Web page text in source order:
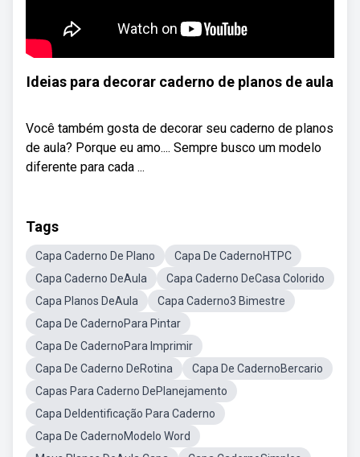
Ideias para decorar caderno de planos de aula
Você também gosta de decorar seu caderno de planos
de aula? Porque eu amo.... Sempre busco um modelo
diferente para cada ...
Tags
Capa Caderno De Plano
Capa De CadernoHTPC
Capa Caderno DeAula
Capa Caderno DeCasa Colorido
Capa Planos DeAula
Capa Caderno3 Bimestre
Capa De CadernoPara Pintar
Capa De CadernoPara Imprimir
Capa De Caderno DeRotina
Capa De CadernoBercario
Capas Para Caderno DePlanejamento
Capa DeIdentificação Para Caderno
Capa De CadernoModelo Word